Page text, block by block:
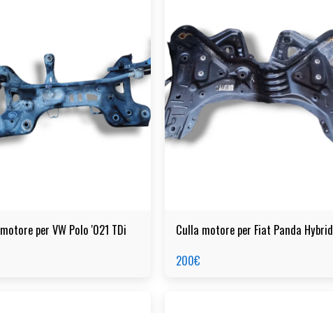
per VW Polo '021 TDi
Culla motore per Fiat Panda Hybrid
200€